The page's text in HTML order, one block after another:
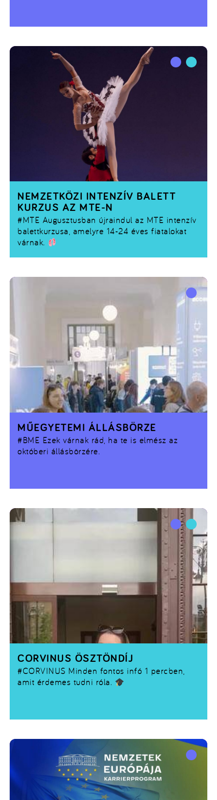
#MTE Augusztusban újraindul az MTE intenzív
balettkurzusa, amelyre 14-24 éves fiatalokat
várnak.
NEMZETKÖZI INTENZÍV BALETT
KURZUS AZ MTE-N
#BME Ezek várnak rád, ha te is elmész az
októberi állásbörzére.
MŰEGYETEMI ÁLLÁSBÖRZE
#CORVINUS Minden fontos infó 1 percben,
amit érdemes tudni róla.
CORVINUS ÖSZTÖNDÍJ